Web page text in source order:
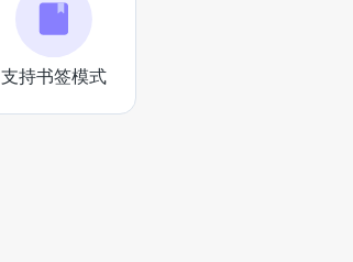
支持书签模式